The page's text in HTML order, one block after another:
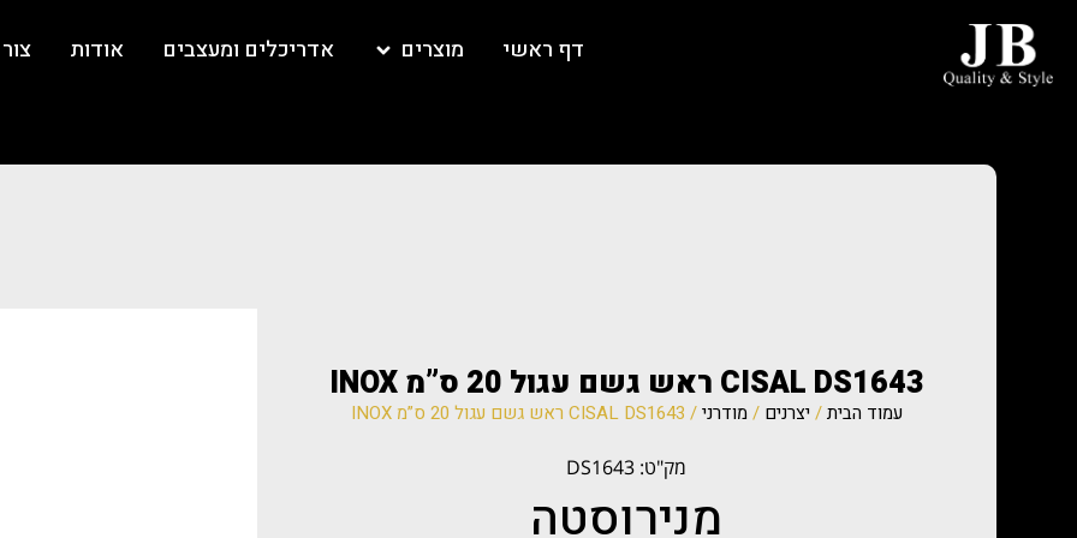
דף ראשי מוצרים אדריכלים ומעצבים אודות
CISAL DS1643 ראש גשם עגול 20 ס”מ INOX
עמוד הבית/ יצרנים / מודרני/ CISAL DS1643 ראש גשם עגול 20 ס”מ INOX
מק"ט: DS1643
מנירוסטה